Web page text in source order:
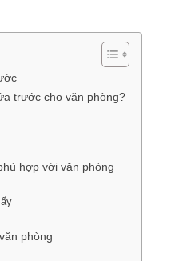
trước cho văn phòng?
hợp với văn phòng
phòng